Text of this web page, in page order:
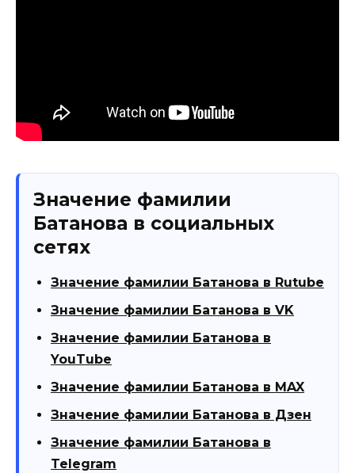
Значение фамилии
Батанова в социальных
сетях
Значение фамилии Батанова в Rutube
Значение фамилии Батанова в VK
Значение фамилии Батанова в
YouTube
Значение фамилии Батанова в MAX
Значение фамилии Батанова в Дзен
Значение фамилии Батанова в
Telegram